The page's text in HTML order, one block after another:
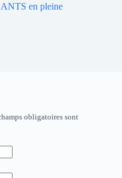
en pleine
obligatoires sont